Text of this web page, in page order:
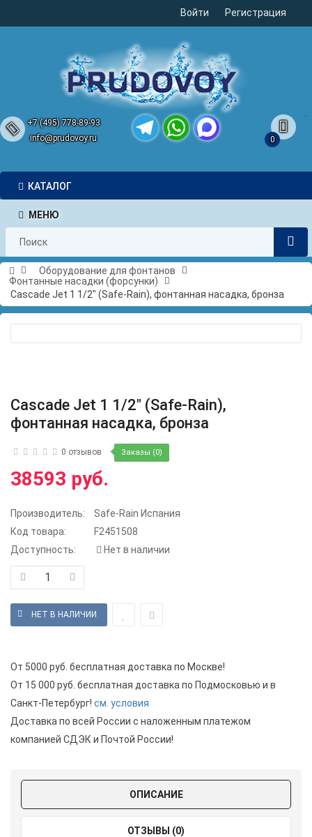
Войти Регистрация
+7 (495) 778-89-93
info@prudovoy.ru
0
КАТАЛОГ
МЕНЮ
Оборудование для фонтанов
Фонтанные насадки (форсунки)
Cascade Jet 1 1/2" (Safe-Rain), фонтанная насадка, бронза
Cascade Jet 1 1/2" (Safe-Rain),
фонтанная насадка, бронза
0 отзывов Заказы (0)
38593 руб.
Производитель:
Safe-Rain Испания
Код товара:
F2451508
Доступность:
Нет в наличии
От 5000 руб. бесплатная доставка по Москве!
От 15 000 руб. бесплатная доставка по Подмосковью и в
Санкт-Петербург! см. условия
Доставка по всей России с наложенным платежом
компанией СДЭК и Почтой России!
ОПИСАНИЕ
ОТЗЫВЫ (0)